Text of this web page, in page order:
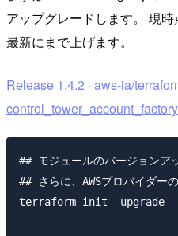
アップグレードします。 現時
最新にまで上げます。
Release 1.4.2 · aws-ia/
control_tower_account_factory
## モジュールのバージョン
## さらに、AWSプロバイダー
terraform init -upgrade